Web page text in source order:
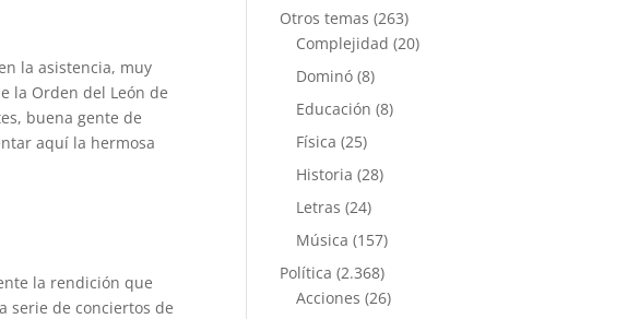
la asistencia, muy
la Orden del León de
buena gente de
aquí la hermosa
la rendición que
serie de conciertos de
Otros temas (263)
Complejidad (20)
Dominó (8)
Educación (8)
Física (25)
Historia (28)
Letras (24)
Música (157)
Política (2.368)
Acciones (26)